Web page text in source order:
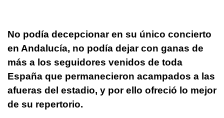
No podía decepcionar en su único concierto
en Andalucía, no podía dejar con ganas de
más a los seguidores venidos de toda
España que permanecieron acampados a las
afueras del estadio, y por ello ofreció lo mejor
de su repertorio.